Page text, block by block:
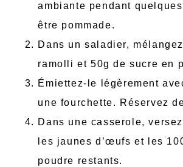
ambiante pendant
être pommade.
Dans un saladier,
ramolli et 50g de sucre en
Émiettez-le légèrement
une fourchette. Réservez
Dans une casserole,
les jaunes d’œufs et les
poudre restants.